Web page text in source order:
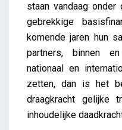
staan vandaag
gebrekkige
komende jaren hun
partners, binnen
nationaal en
zetten, dan is het
draagkracht gelijke
inhoudelijke